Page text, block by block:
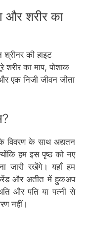
और शरीर का
श्रीनर की हाइट
का माप, पोशाक
एक निजी जीवन जीता
विवरण के साथ अद्यतन
हम इस पृष्ठ को नए
जारी रखेंगे। यहाँ हम
और अतीत में हुकअप
और पति या पत्नी से
नहीं।